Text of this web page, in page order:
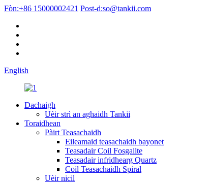
Fòn:+86 15000002421 Post-d:so@tankii.com
English
Dachaigh
Uèir strì an aghaidh Tankii
Toraidhean
Pàirt Teasachaidh
Eileamaid teasachaidh bayonet
Teasadair Coil Fosgailte
Teasadair infridhearg Quartz
Coil Teasachaidh Spiral
Uèir nicil